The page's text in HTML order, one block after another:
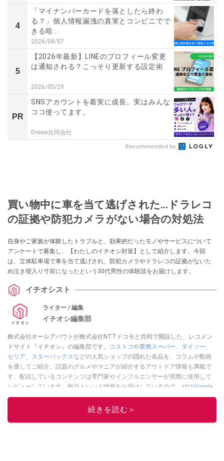
4
「マイナンバーカードを落としたら終わ
る？」個人情報漏洩の真実とコンビニでで
きる暗...
2026/08/07
5
【2026年最新】LINEのプロフィール変更
は通知される？こっそり更新する設定術
2026/05/29
PR
SNSアカウントを着実に成長。実はみんな
ココ使ってます。
Dreaw合同会社
Recommended by
買い物中に車を当て逃げされた…ドラレコ
の証拠や防犯カメラがない場合の対処法
自身やご家族が体験したトラブルと、効果的だったモノやサービスについて
アンケートで募集し、【わたしのイチオシ対策】として紹介します。今回
は、立体駐車場で車を当て逃げされ、防犯カメラやドラレコの証拠がないた
め泣き寝入り寸前になったという30代男性の体験談をお届けします。
イチオシスト
ライター / 編集
イチオシ編集部
株式会社オールアバウトが株式会社NTTドコモと共同で開設した、レコメン
ドサイト『イチオシ』の編集部です。
コストコや業務スーパー ダイソー
セリア
スターバックス などの人気ショップの隠れた名品を、コラムや動画
を通してご紹介。話題のグルメやマニアが紹介するアウトドア情報も満載で
す。配信しているコンテンツは専門家やインフルエンサーが実際に使用して
レビューしています。毎日トレンド情報をお届けしているので、ぜひGoogle
ニュースでフォローしてください！
このイチオシストの他の記事を読む
続きを読む＞